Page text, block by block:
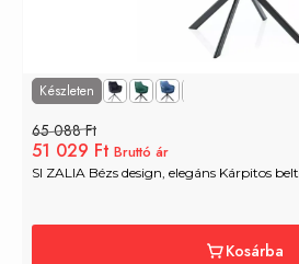
Készleten
65 088 Ft
51 029 Ft Bruttó ár
SI ZALIA Bézs design, elegáns Kárpitos
Kosárba